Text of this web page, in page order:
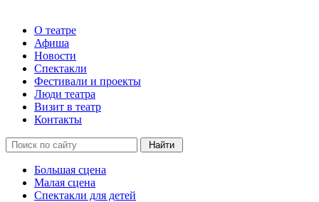
О театре
Афиша
Новости
Спектакли
Фестивали и проекты
Люди театра
Визит в театр
Контакты
Большая сцена
Малая сцена
Спектакли для детей